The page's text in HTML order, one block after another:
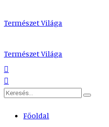
Természet Világa
Természet Világa
Főoldal